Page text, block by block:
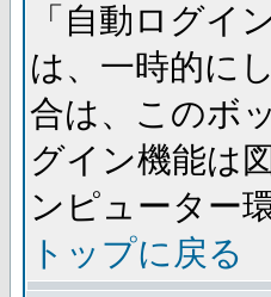
「自動ログイ
は、一時的に
合は、このボ
グイン機能は
ンピューター
トップに戻る